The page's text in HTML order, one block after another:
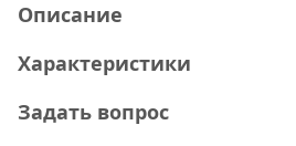
Описание
Характеристики
Задать вопрос